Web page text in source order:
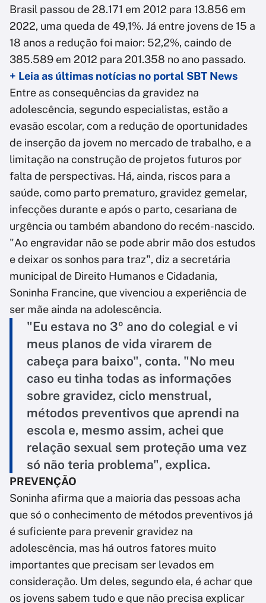
Brasil passou de 28.171 em 2012 para 13.856 em
2022, uma queda de 49,1%. Já entre jovens de 15 a
18 anos a redução foi maior: 52,2%, caindo de
385.589 em 2012 para 201.358 no ano passado.
+ Leia as últimas notícias no portal SBT News
Entre as consequências da gravidez na
adolescência, segundo especialistas, estão a
evasão escolar, com a redução de oportunidades
de inserção da jovem no mercado de trabalho, e a
limitação na construção de projetos futuros por
falta de perspectivas. Há, ainda, riscos para a
saúde, como parto prematuro, gravidez gemelar,
infecções durante e após o parto, cesariana de
urgência ou também abandono do recém-nascido.
"Ao engravidar não se pode abrir mão dos estudos
e deixar os sonhos para traz", diz a secretária
municipal de Direito Humanos e Cidadania,
Soninha Francine, que vivenciou a experiência de
ser mãe ainda na adolescência.
"Eu estava no 3º ano do colegial e vi
meus planos de vida virarem de
cabeça para baixo", conta. "No meu
caso eu tinha todas as informações
sobre gravidez, ciclo menstrual,
métodos preventivos que aprendi na
escola e, mesmo assim, achei que
relação sexual sem proteção uma vez
só não teria problema", explica.
PREVENÇÃO
Soninha afirma que a maioria das pessoas acha
que só o conhecimento de métodos preventivos já
é suficiente para prevenir gravidez na
adolescência, mas há outros fatores muito
importantes que precisam ser levados em
consideração. Um deles, segundo ela, é achar que
os jovens sabem tudo e que não precisa explicar